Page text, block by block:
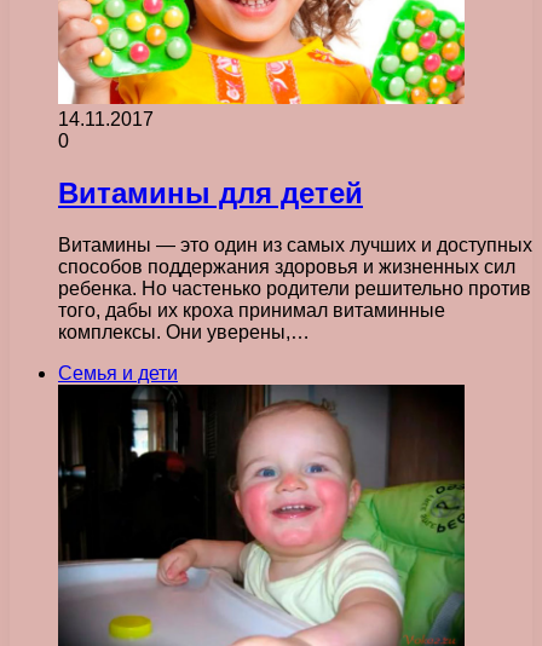
14.11.2017
0
Витамины для детей
Витамины — это один из самых лучших и доступных
способов поддержания здоровья и жизненных сил
ребенка. Но частенько родители решительно против
того, дабы их кроха принимал витаминные
комплексы. Они уверены,…
Семья и дети